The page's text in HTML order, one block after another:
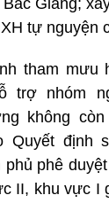
Giang;
tự nguyện
tham mưu
trợ nhóm
không
Quyết định
phê
II, khu vực I